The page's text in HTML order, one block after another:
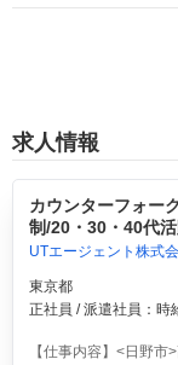
求人情報
カウンターフォー
制/20・30・40代
UTエージェント株式
東京都
正社員 / 派遣社員：時
【仕事内容】<日野